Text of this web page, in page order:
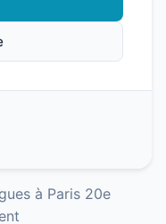
à Paris 20e